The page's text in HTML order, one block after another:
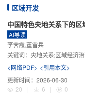
区域开发
中国特色央地关系下的区
AI导读
李霁霞,董雪兵
关键词： 央地关系;区域经济
<网络PDF> <引用本文>
更新时间： 2026-06-30
20
| 6 | 0